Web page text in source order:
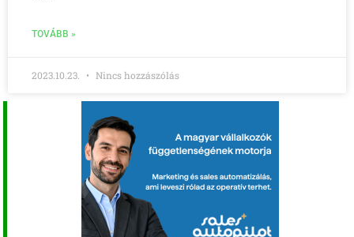
TOVÁBB »
2023.10.23. Nincs hozzászólás